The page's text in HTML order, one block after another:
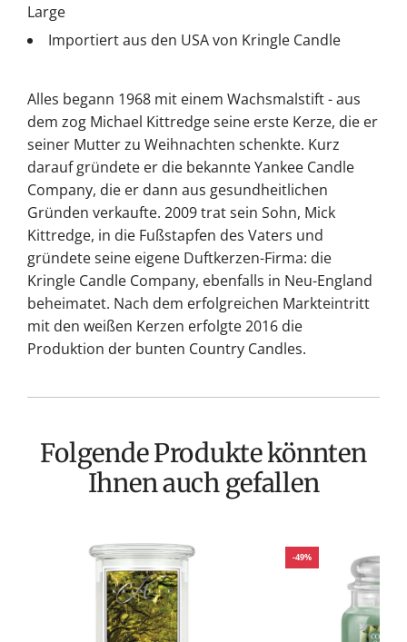
Large
Importiert aus den USA von Kringle Candle
Alles begann 1968 mit einem Wachsmalstift - aus
dem zog Michael Kittredge seine erste Kerze, die er
seiner Mutter zu Weihnachten schenkte. Kurz
darauf gründete er die bekannte Yankee Candle
Company, die er dann aus gesundheitlichen
Gründen verkaufte. 2009 trat sein Sohn, Mick
Kittredge, in die Fußstapfen des Vaters und
gründete seine eigene Duftkerzen-Firma: die
Kringle Candle Company, ebenfalls in Neu-England
beheimatet. Nach dem erfolgreichen Markteintritt
mit den weißen Kerzen erfolgte 2016 die
Produktion der bunten Country Candles.
Folgende Produkte könnten
Ihnen auch gefallen
-49%